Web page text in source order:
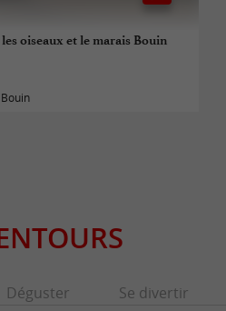
oiseaux et le marais Bouin
Déguster Se divertir